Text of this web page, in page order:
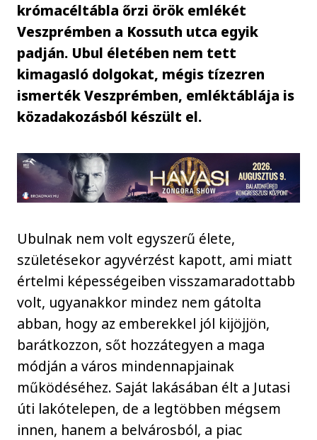
krómacéltábla őrzi örök emlékét
Veszprémben a Kossuth utca egyik
padján. Ubul életében nem tett
kimagasló dolgokat, mégis tízezren
ismerték Veszprémben, emléktáblája is
közadakozásból készült el.
Ubulnak nem volt egyszerű élete,
születésekor agyvérzést kapott, ami miatt
értelmi képességeiben visszamaradottabb
volt, ugyanakkor mindez nem gátolta
abban, hogy az emberekkel jól kijöjjön,
barátkozzon, sőt hozzátegyen a maga
módján a város mindennapjainak
működéséhez. Saját lakásában élt a Jutasi
úti lakótelepen, de a legtöbben mégsem
innen, hanem a belvárosból, a piac